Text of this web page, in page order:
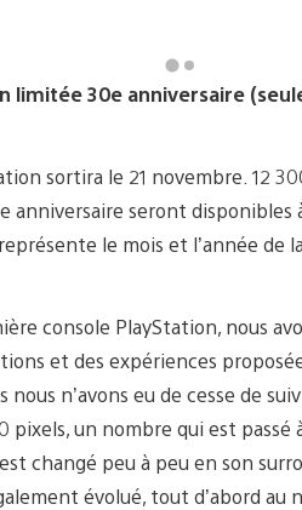
limitée 30e anniversaire
sortira le 21 novembre. 12
seront disponibles
le mois et l’année de
console PlayStation, nous
et des expériences
nous n’avons eu de cesse de
un nombre qui est passé
changé peu à peu en son
évolué, tout d’abord au